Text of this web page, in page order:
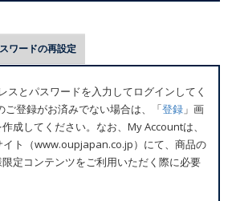
ィブなタブ)
ワードの再設定
スとパスワードを入力してログインしてく
ご登録がお済みでない場合は、「登録 」画
成してください。なお、My Accountは、
イト（www.oupjapan.co.jp）にて、商品の
定コンテンツをご利用いただく際に必要